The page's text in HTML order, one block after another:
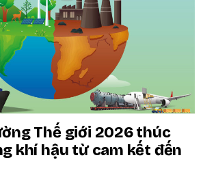
Thế giới 2026 thúc
khí hậu từ cam kết đến